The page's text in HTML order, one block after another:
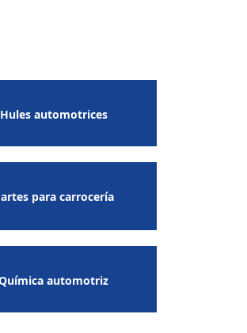
Hules automotrices
para carrocería
automotriz